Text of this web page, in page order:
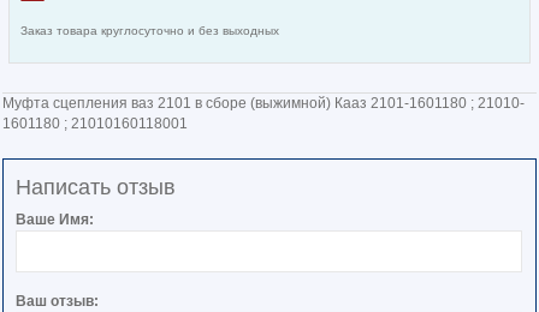
Заказ товара круглосуточно и без выходных
Муфта сцепления ваз 2101 в сборе (выжимной) Кааз 2101-1601180 ; 21010-
1601180 ; 21010160118001
Написать отзыв
Ваше Имя:
Ваш отзыв: